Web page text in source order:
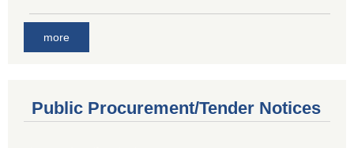
more
Public Procurement/Tender Notices